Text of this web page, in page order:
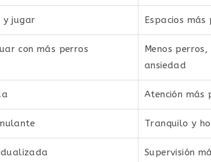
y jugar Espacios
con más perros
Menos
ansiedad
Atención más
Tranquilo y
Supervisión